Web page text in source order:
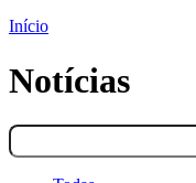
Início
Notícias
Pesquisar